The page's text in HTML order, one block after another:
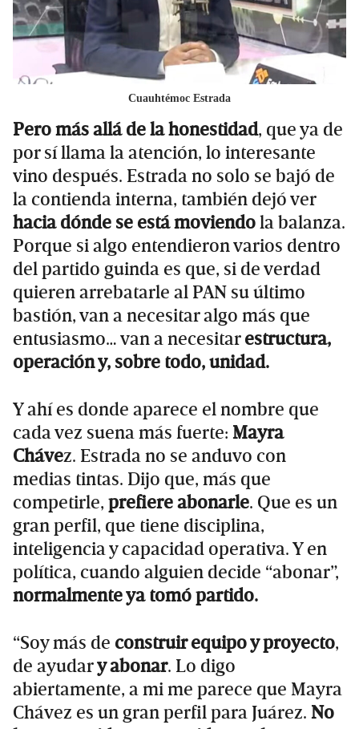
Cuauhtémoc Estrada
Pero más allá de la honestidad, que ya de
por sí llama la atención, lo interesante
vino después. Estrada no solo se bajó de
la contienda interna, también dejó ver
hacia dónde se está moviendola balanza.
Porque si algo entendieron varios dentro
del partido guinda es que, si de verdad
quieren arrebatarle al PAN su último
bastión, van a necesitar algo más que
entusiasmo… van a necesitarestructura,
operación y, sobre todo, unidad.
Y ahí es donde aparece el nombre que
cada vez suena más fuerte: Mayra
Chávez. Estrada no se anduvo con
medias tintas. Dijo que, más que
competirle, prefiere abonarle. Que es un
gran perfil, que tiene disciplina,
inteligencia y capacidad operativa. Y en
política, cuando alguien decide “abonar”,
normalmente ya tomó partido.
“Soy más de construir equipo y proyecto,
de ayudary abonar. Lo digo
abiertamente, a mi me parece que Mayra
Chávez es un gran perfil para Juárez. No